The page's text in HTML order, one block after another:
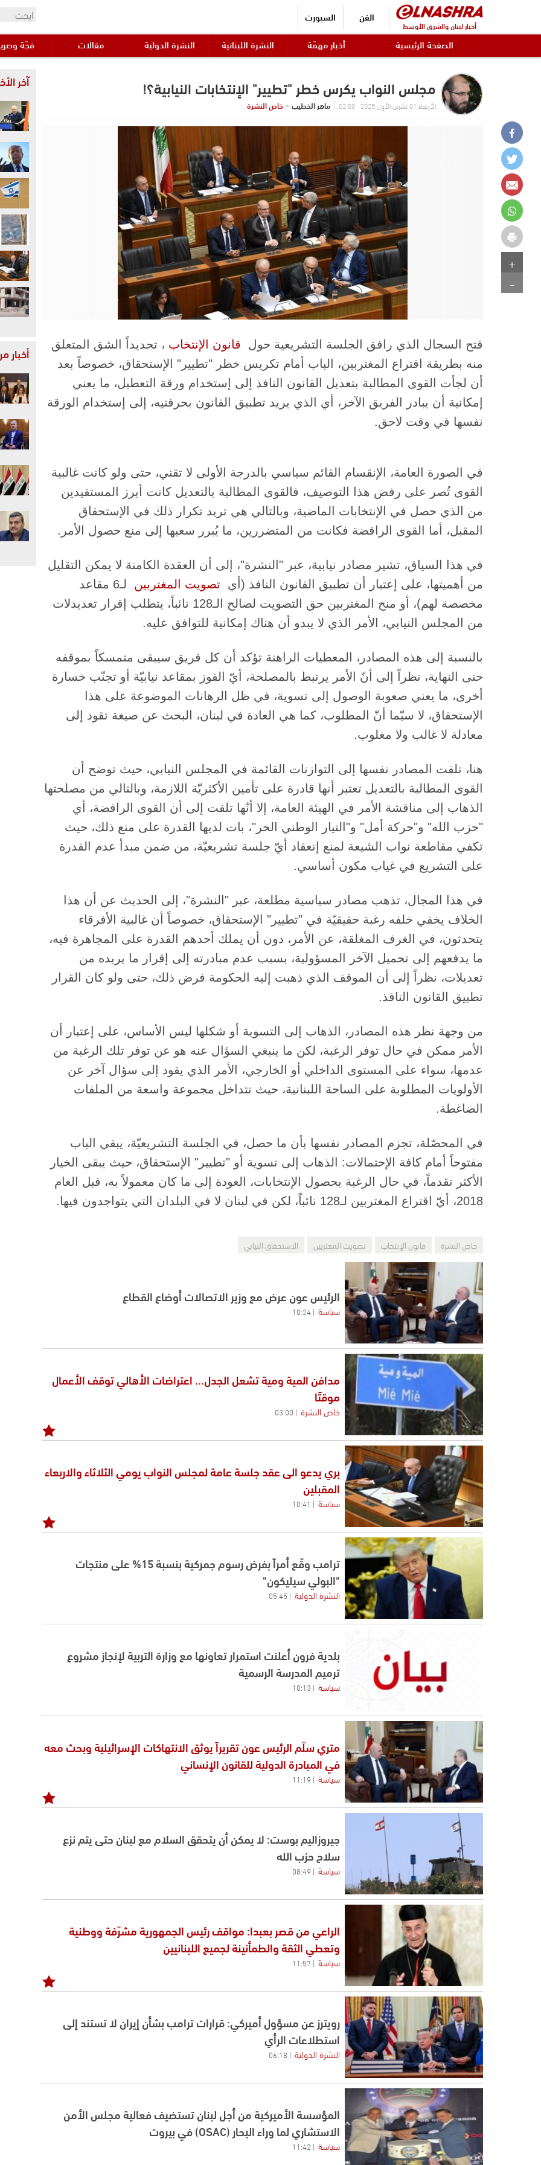
أخبار لبنان والشرق الأوسط
الفن السبورت
الصفحة الرئيسية أخبار مهمّة النشرة اللبنانية النشرة الدولية مقالات فجّة
+
-
مجلس النواب يكرس خطر "تطيير" الإنتخابات النيابية؟!
الأربعاء 01 تشرين الأول 2025 02:00 ماهر الخطيب - خاص النشرة
فتح السجال الذي رافق الجلسة التشريعية حول ​ قانون الإنتخاب ​، تحديداً الشق المتعلق
منه بطريقة اقتراع المغتربين، الباب أمام تكريس خطر "تطيير" الإستحقاق، خصوصاً بعد
أن لجأت القوى المطالبة بتعديل القانون النافذ إلى إستخدام ورقة التعطيل، ما يعني
إمكانية أن يبادر الفريق الآخر، أي الذي يريد تطبيق القانون بحرفتيه، إلى إستخدام الورقة
نفسها في وقت لاحق.
في الصورة العامة، الإنقسام القائم سياسي بالدرجة الأولى لا تقني، حتى ولو كانت غالبية
القوى تُصر على رفض هذا التوصيف، فالقوى المطالبة بالتعديل كانت أبرز المستفيدين
من الذي حصل في الإنتخابات الماضية، وبالتالي هي تريد تكرار ذلك في الإستحقاق
المقبل، أما القوى الرافضة فكانت من المتضررين، ما يُبرر سعيها إلى منع حصول الأمر.
في هذا السياق، تشير مصادر نيابية، عبر "النشرة"، إلى أن العقدة الكامنة لا يمكن التقليل
من أهميتها، على إعتبار أن تطبيق القانون النافذ (أي ​
تصويت المغتربين
​ لـ6 مقاعد
مخصصة لهم)، أو منح المغتربين حق التصويت لصالح الـ128 نائباً، يتطلب إقرار تعديدلات
من المجلس النيابي، الأمر الذي لا يبدو أن هناك إمكانية للتوافق عليه.
بالنسبة إلى هذه المصادر، المعطيات الراهنة تؤكد أن كل فريق سيبقى متمسكاً بموقفه
حتى النهاية، نظراً إلى أنّ الأمر يرتبط بالمصلحة، أيّ الفوز بمقاعد نيابيّة أو تجنّب خسارة
أخرى، ما يعني صعوبة الوصول إلى تسوية، في ظل الرهانات الموضوعة على هذا
الإستحقاق، لا سيّما أنّ المطلوب، كما هي العادة في لبنان، البحث عن صيغة تقود إلى
معادلة لا غالب ولا مغلوب.
هنا، تلفت المصادر نفسها إلى التوازنات القائمة في المجلس النيابي، حيث توضح أن
القوى المطالبة بالتعديل تعتبر أنها قادرة على تأمين الأكثريّة اللازمة، وبالتالي من مصلحتها
الذهاب إلى مناقشة الأمر في الهيئة العامة، إلا أنّها تلفت إلى أن القوى الرافضة، أي
"حزب الله" و"حركة أمل" و"التيار الوطني الحر"، بات لديها القدرة على منع ذلك، حيث
تكفي مقاطعة نواب الشيعة لمنع إنعقاد أيّ جلسة تشريعيّة، من ضمن مبدأ عدم القدرة
على التشريع في غياب مكون أساسي.
في هذا المجال، تذهب مصادر سياسية مطلعة، عبر "النشرة"، إلى الحديث عن أن هذا
الخلاف يخفي خلفه رغبة حقيقيّة في "تطيير" الإستحقاق، خصوصاً أن غالبية الأفرقاء
يتحدثون، في الغرف المغلقة، عن الأمر، دون أن يملك أحدهم القدرة على المجاهرة فيه،
ما يدفعهم إلى تحميل الآخر المسؤولية، بسبب عدم مبادرته إلى إقرار ما يريده من
تعديلات، نظراً إلى أن الموقف الذي ذهبت إليه الحكومة فرض ذلك، حتى ولو كان القرار
تطبيق القانون النافذ.
من وجهة نظر هذه المصادر، الذهاب إلى التسوية أو شكلها ليس الأساس، على إعتبار أن
الأمر ممكن في حال توفر الرغبة، لكن ما ينبغي السؤال عنه هو عن توفر تلك الرغبة من
عدمها، سواء على المستوى الداخلي أو الخارجي، الأمر الذي يقود إلى سؤال آخر عن
الأولويات المطلوبة على الساحة اللبنانية، حيث تتداخل مجموعة واسعة من الملفات
الضاغطة.
في المحصّلة، تجزم المصادر نفسها بأن ما حصل، في الجلسة التشريعيّة، يبقي الباب
مفتوحاً أمام كافة الإحتمالات: الذهاب إلى تسوية أو "تطيير" الإستحقاق، حيث يبقى الخيار
الأكثر تقدماً، في حال الرغبة بحصول الإنتخابات، العودة إلى ما كان معمولاً به، قبل العام
2018، أيّ اقتراع المغتربين لـ128 نائباً، لكن في لبنان لا في البلدان التي يتواجدون فيها.
خاص النشرة قانون الإنتخاب تصويت المغتربين الاستحقاق النيابي
الرئيس عون عرض مع وزير الاتصالات أوضاع القطاع
سياسة 10:24
مدافن المية ومية تشعل الجدل... اعتراضات الأهالي توقف الأعمال
موقتًا
خاص النشرة 03:00
بري يدعو الى عقد جلسة عامة لمجلس النواب يومي الثلاثاء والاربعاء
المقبلين
سياسة 10:41
ترامب وقّع أمراً بفرض رسوم جمركية بنسبة 15% على منتجات
"البولي سيليكون"
النشرة الدولية 05:45
بلدية فرون أعلنت استمرار تعاونها مع وزارة التربية لإنجاز مشروع
ترميم المدرسة الرسمية
سياسة 10:13
متري سلّم الرئيس عون تقريراً يوثق الانتهاكات الإسرائيلية وبحث معه
في المبادرة الدولية للقانون الإنساني
سياسة 11:19
جيروزاليم بوست: لا يمكن أن يتحقق السلام مع لبنان حتى يتم نزع
سلاح حزب الله
سياسة 08:49
الراعي من قصر بعبدا: مواقف رئيس الجمهورية مشرّفة ووطنية
وتعطي الثقة والطمأنينة لجميع اللبنانيين
سياسة 11:57
رويترز عن مسؤول أميركي: قرارات ترامب بشأن إيران لا تستند إلى
استطلاعات الرأي
النشرة الدولية 06:18
المؤسسة الأميركية من أجل لبنان تستضيف فعالية مجلس الأمن
الاستشاري لما وراء البحار (OSAC) في بيروت
سياسة 11:42
آخر
أخبار